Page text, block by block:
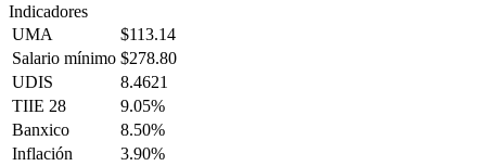
Indicadores
UMA
$113.14
Salario mínimo $278.80
UDIS
8.4621
TIIE 28
9.05%
Banxico
8.50%
Inflación
3.90%